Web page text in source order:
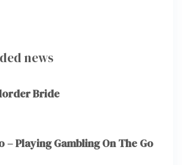
news
Bride
– Playing Gambling On The Go